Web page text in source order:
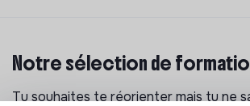
Notre sélection de
Tu souhaites te réorienter mais tu ne